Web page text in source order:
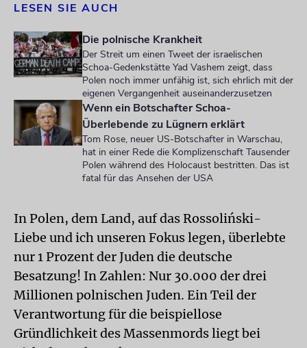
LESEN SIE AUCH
Die polnische Krankheit
Der Streit um einen Tweet der israelischen
Schoa-Gedenkstätte Yad Vashem zeigt, dass
Polen noch immer unfähig ist, sich ehrlich mit der
eigenen Vergangenheit auseinanderzusetzen
Wenn ein Botschafter Schoa-
Überlebende zu Lügnern erklärt
Tom Rose, neuer US-Botschafter in Warschau,
hat in einer Rede die Komplizenschaft Tausender
Polen während des Holocaust bestritten. Das ist
fatal für das Ansehen der USA
In Polen, dem Land, auf das Rossoliński-
Liebe und ich unseren Fokus legen, überlebte
nur 1 Prozent der Juden die deutsche
Besatzung! In Zahlen: Nur 30.000 der drei
Millionen polnischen Juden. Ein Teil der
Verantwortung für die beispiellose
Gründlichkeit des Massenmords liegt bei